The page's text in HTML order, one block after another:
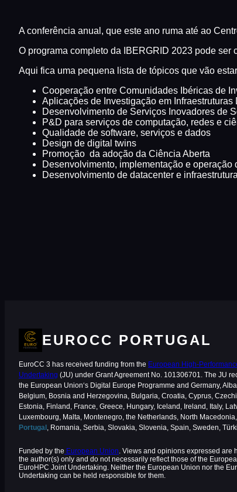
A conferência anual, que este ano ruma até ao
O programa completo da IBERGRID 2023 pode ser
Aqui fica uma pequena lista de tópicos que vão
Cooperação entre Comunidades Ibéricas de
Aplicações de Investigação em Infraestruturas
Desenvolvimento de Serviços Inovadores de
P&D para serviços de computação, redes e
Qualidade de software, serviços e dados
Design de digital twins
Promoção da adoção da Ciência Aberta
Desenvolvimento, implementação e operação
Desenvolvimento de datacenter e
EUROCC PORTUGAL
EuroCC 3 has received funding from the European High-
Undertaking (JU) under Grant Agreement No. 101306701. The JU
the European Union‘s Digital Europe Programme and Germany,
Belgium, Bosnia and Herzegovina, Bulgaria, Croatia, Cyprus,
Estonia, Finland, France, Greece, Hungary, Iceland, Ireland, Italy,
Luxembourg, Malta, Montenegro, the Netherlands, North
Portugal , Romania, Serbia, Slovakia, Slovenia, Spain, Sweden,
Funded by the European Union. Views and opinions expressed are
the author(s) only and do not necessarily reflect those of the
EuroHPC Joint Undertaking. Neither the European Union nor the
Undertaking can be held responsible for them.